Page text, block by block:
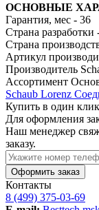
ОСНОВНЫЕ
Гарантия, мес - 36
Страна разработки
Страна
Артикул
Производитель
Ассортимент
Schaub Lorenz
Купить в один клик
Для оформления
Наш менеджер
заказу.
Оформить заказ
Контакты
8 (499) 375-03-69